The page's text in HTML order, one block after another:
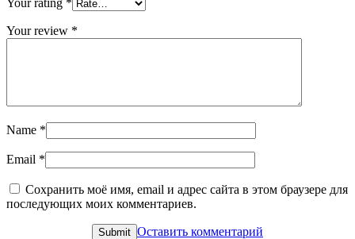
Your review *
Name *
Email *
Сохранить моё имя, email и адрес сайта в этом браузере для
последующих моих комментариев.
Оставить комментарий